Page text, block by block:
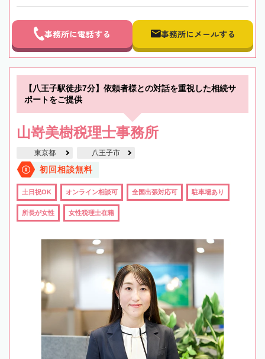
事務所に電話する 事務所にメールする
【八王子駅徒歩7分】依頼者様との対話を重視した相続サ
ポートをご提供
山嵜美樹税理士事務所
東京都 八王子市
初回相談無料
土日祝OK オンライン相談可 全国出張対応可 駐車場あり
所長が女性 女性税理士在籍